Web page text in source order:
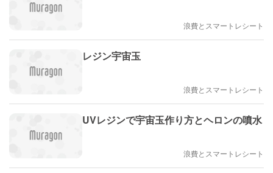
浪費とスマートレシート
レジン宇宙玉
浪費とスマートレシート
UVレジンで宇宙玉作り方とヘロンの噴水
浪費とスマートレシート